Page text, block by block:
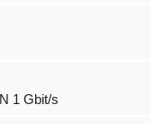
1 Gbit/s